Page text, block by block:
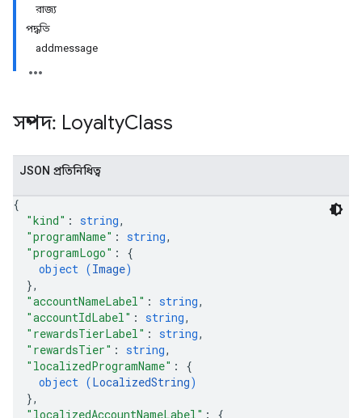
রাজ্য
পদ্ধতি
addmessage
সম্পদ: LoyaltyClass
JSON প্রতিনিধিত্ব
{
"kind" : string,
"programName" : string,
"programLogo" : {
object (Image)
},
"accountNameLabel" : string,
"accountIdLabel" : string,
"rewardsTierLabel" : string,
"rewardsTier" : string,
"localizedProgramName" : {
object (LocalizedString)
},
"localizedAccountNameLabel" : {